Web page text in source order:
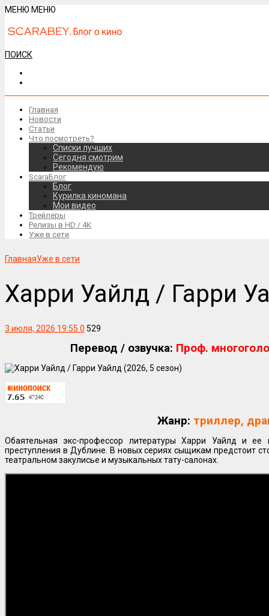
МЕНЮ МЕНЮ
ПОИСК
Главная
Новости
Статьи
Что посмотреть?
Списки лучших
Сегодня смотрим
Рекомендую
ScaraБлог
Блог
Курилка киномана
Мои видео
Трейлеры
Релизы в HD / 4К
Уже в сети
ГлавнаяУже в сети
Харри Уайлд / Гарри
3 июля, 2026 19:55 0 529
Перевод / озвучка: Проф.
Жанр: триллер,
Обаятельная экс-профессор литературы Харри Уайлд и
преступления в Дублине. В новых сериях сыщикам предстоит
театральном закулисье и музыкальных тату-салонах.